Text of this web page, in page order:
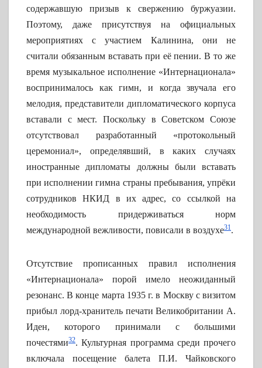
содержавшую призыв к свержению буржуазии.
Поэтому, даже присутствуя на официальных
мероприятиях с участием Калинина, они не
считали обязанным вставать при её пении. В то же
время музыкальное исполнение «Интернационала»
воспринималось как гимн, и когда звучала его
мелодия, представители дипломатического корпуса
вставали с мест. Поскольку в Советском Союзе
отсутствовал разработанный «протокольный
церемониал», определявший, в каких случаях
иностранные дипломаты должны были вставать
при исполнении гимна страны пребывания, упрёки
сотрудников НКИД в их адрес, со ссылкой на
необходимость придерживаться норм
международной вежливости, повисали в воздухе31.
Отсутствие прописанных правил исполнения
«Интернационала» порой имело неожиданный
резонанс. В конце марта 1935 г. в Москву с визитом
прибыл лорд-хранитель печати Великобритании А.
Иден, которого принимали с большими
почестями32. Культурная программа среди прочего
включала посещение балета П.И. Чайковского